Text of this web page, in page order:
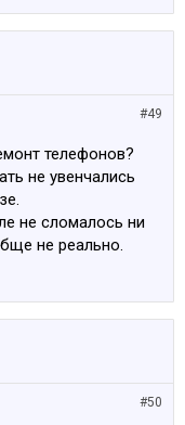
#49
телефонов?
не увенчались
не сломалось ни
не реально.
#50